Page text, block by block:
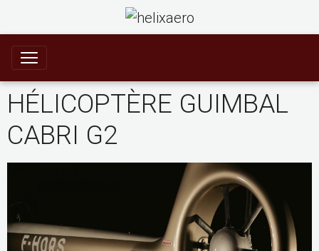
HÉLICOPTÈRE GUIMBAL
CABRI G2